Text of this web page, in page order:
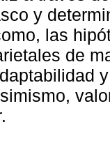
y
las
de